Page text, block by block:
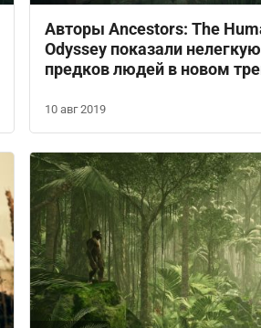
Авторы Ancestors: The
Odyssey показали
предков людей в новом
10 авг 2019